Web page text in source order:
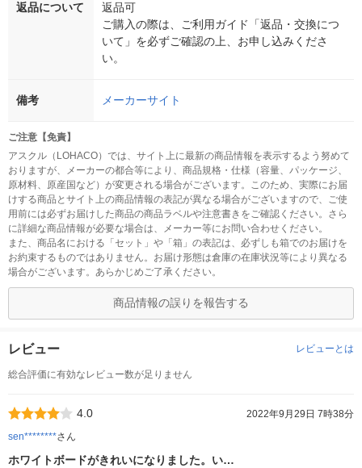
返品について
返品可
ご購入の際は、ご利用ガイド「返品・交換につ
いて」を必ずご確認の上、お申し込みくださ
い。
備考 メーカーサイト
ご注意【免責】
アスクル（LOHACO）では、サイト上に最新の商品情報を表示するよう努めて
おりますが、メーカーの都合等により、商品規格・仕様（容量、パッケージ、
原材料、原産国など）が変更される場合がございます。このため、実際にお届
けする商品とサイト上の商品情報の表記が異なる場合がございますので、ご使
用前には必ずお届けした商品の商品ラベルや注意書きをご確認ください。さら
に詳細な商品情報が必要な場合は、メーカー等にお問い合わせください。
また、商品名における「セット」や「箱」の表記は、必ずしも箱でのお届けを
お約束するものではありません。お届け形態は倉庫の在庫状況等により異なる
場合がございます。あらかじめご了承ください。
商品情報の誤りを報告する
レビュー レビューとは
総合評価に有効なレビュー数が足りません
4.0
2022年9月29日 7時38分
sen********さん
ホワイトボードがきれいになりました。い…